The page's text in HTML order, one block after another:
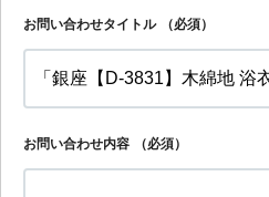
お問い合わせタイトル （必須）
お問い合わせ内容 （必須）